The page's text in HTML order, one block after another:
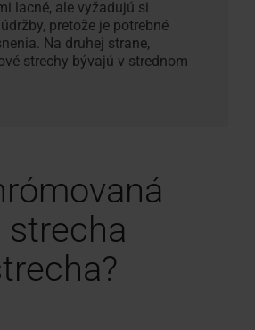
lacné, ale vyžadujú si
pretože je potrebné
Na druhej strane,
strechy bývajú v strednom
strecha